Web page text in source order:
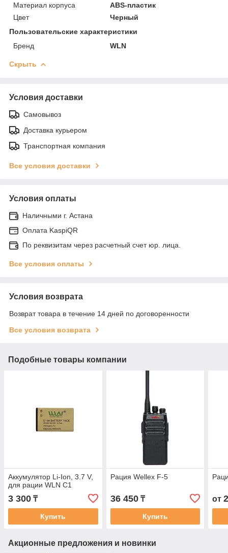
Материал корпуса
ABS-пластик
Цвет
Черный
Пользовательские характеристики
Бренд
WLN
Скрыть
Условия доставки
Самовывоз
Доставка курьером
Транспортная компания
Все условия доставки
Условия оплаты
Наличными г. Астана
Оплата KaspiQR
По реквизитам через расчетный счет юр. лица.
Все условия оплаты
Условия возврата
Возврат товара в течение 14 дней по договоренности
Все условия возврата
Подобные товары компании
Аккумулятор Li-Ion, 3.7 V,
для рации WLN С1
3 300 ₸
Купить
Рация Wellex F-5
36 450₸
Купить
от
Акционные предложения и новинки